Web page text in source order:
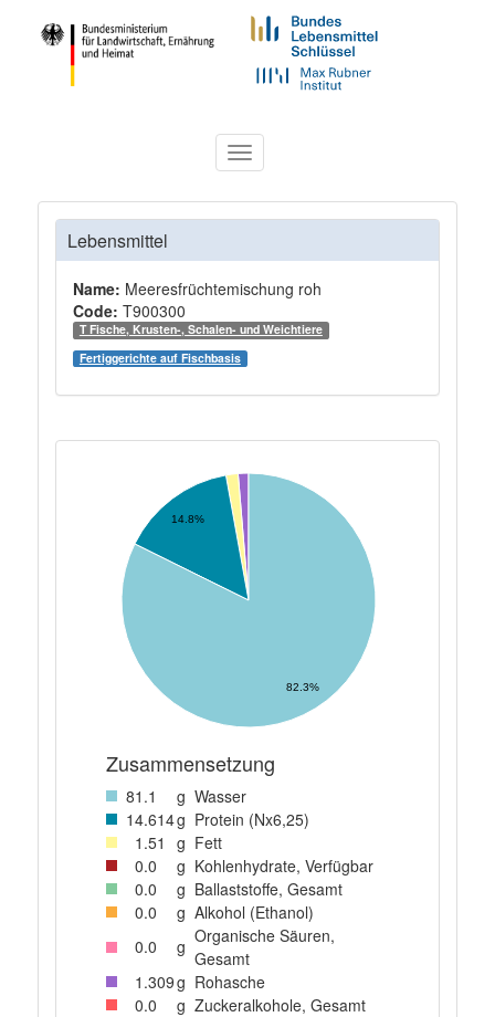
Toggle
navigation
Lebensmittel
Name: Meeresfrüchtemischung roh
Code: T900300
T Fische, Krusten-, Schalen- und Weichtiere
Fertiggerichte auf Fischbasis
14.8%
82.3%
Zusammensetzung
81 .1 g Wasser
14.614g Protein (Nx6,25)
1 .51 g Fett
0.0 g Kohlenhydrate, Verfügbar
0.0 g Ballaststoffe, Gesamt
0.0 g Alkohol (Ethanol)
0.0 g Organische Säuren,
Gesamt
1 .309g Rohasche
0.0 g Zuckeralkohole, Gesamt